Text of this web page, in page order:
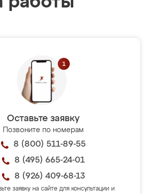
Оставьте заявку
Позвоните по номерам
8 (800) 511-89-55
8 (495) 665-24-01
8 (926) 409-68-13
заявку на сайте для консультации и